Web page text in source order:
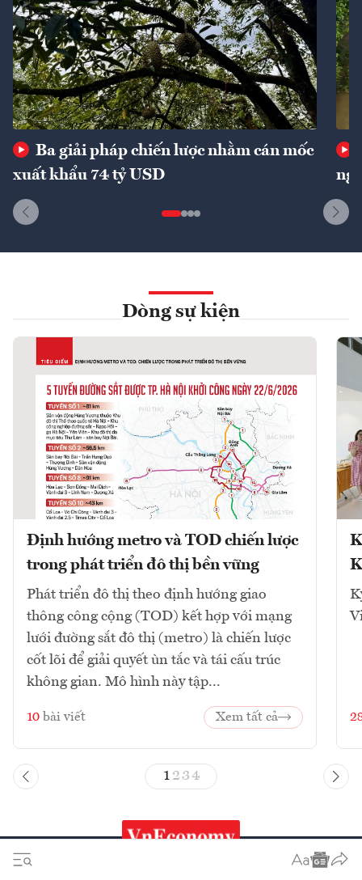
Ba giải pháp chiến lược nhằm cán mốc
xuất khẩu 74 tỷ USD
Dòng sự kiện
Định hướng metro và TOD chiến lược
trong phát triển đô thị bền vững
Phát triển đô thị theo định hướng giao
thông công cộng (TOD) kết hợp với mạng
lưới đường sắt đô thị (metro) là chiến lược
cốt lõi để giải quyết ùn tắc và tái cấu trúc
không gian. Mô hình này tập...
10 bài viết Xem tất cả
1 23 4